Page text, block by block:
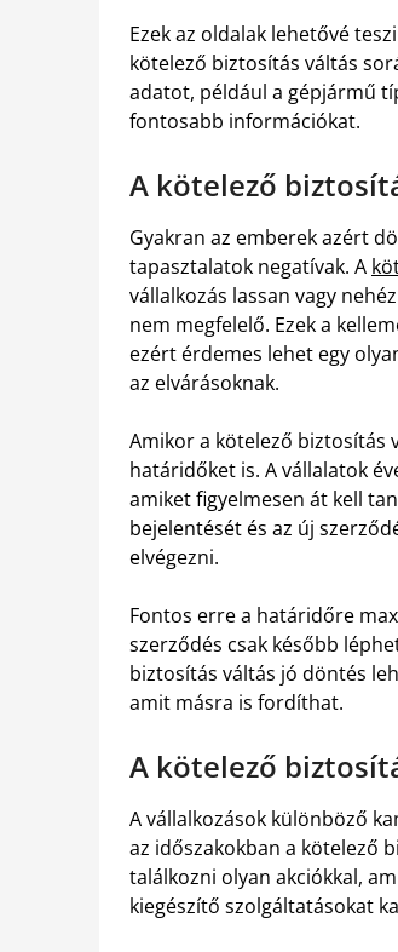
Ezek az oldalak lehetővé
kötelező biztosítás váltás
adatot, például a gépjármű
fontosabb információkat.
A kötelező
Gyakran az emberek azért
tapasztalatok negatívak. A
vállalkozás lassan vagy
nem megfelelő. Ezek a
ezért érdemes lehet egy
az elvárásoknak.
Amikor a kötelező biztosítás
határidőket is. A vállalatok
amiket figyelmesen át kell
bejelentését és az új
elvégezni.
Fontos erre a határidőre
szerződés csak később
biztosítás váltás jó döntés
amit másra is fordíthat.
A kötelező
A vállalkozások különböző
az időszakokban a kötelező
találkozni olyan akciókkal,
kiegészítő szolgáltatásokat